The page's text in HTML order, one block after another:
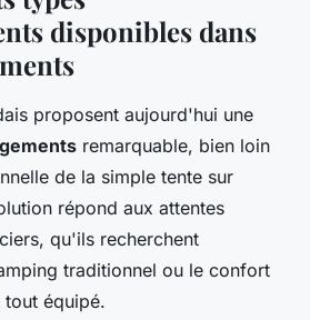
disponibles dans
proposent aujourd'hui une
remarquable, bien loin
de la simple tente sur
répond aux attentes
qu'ils recherchent
traditionnel ou le confort
équipé.